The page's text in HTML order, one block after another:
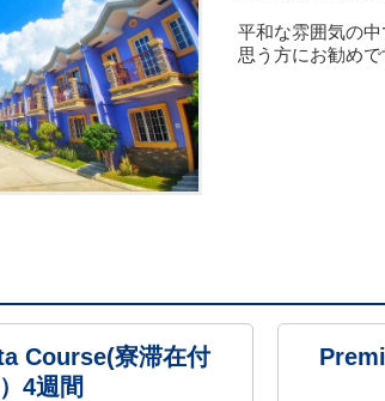
平和な雰囲気の
思う方にお勧めで
Course(寮滞在付
4週間